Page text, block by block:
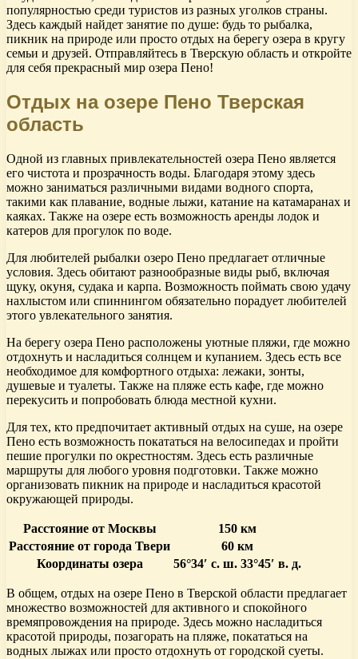
популярностью среди туристов из разных уголков страны.
Здесь каждый найдет занятие по душе: будь то рыбалка,
пикник на природе или просто отдых на берегу озера в кругу
семьи и друзей. Отправляйтесь в Тверскую область и откройте
для себя прекрасный мир озера Пено!
Отдых на озере Пено Тверская
область
Одной из главных привлекательностей озера Пено является
его чистота и прозрачность воды. Благодаря этому здесь
можно заниматься различными видами водного спорта,
такими как плавание, водные лыжи, катание на катамаранах и
каяках. Также на озере есть возможность аренды лодок и
катеров для прогулок по воде.
Для любителей рыбалки озеро Пено предлагает отличные
условия. Здесь обитают разнообразные виды рыб, включая
щуку, окуня, судака и карпа. Возможность поймать свою удачу
нахлыстом или спиннингом обязательно порадует любителей
этого увлекательного занятия.
На берегу озера Пено расположены уютные пляжи, где можно
отдохнуть и насладиться солнцем и купанием. Здесь есть все
необходимое для комфортного отдыха: лежаки, зонты,
душевые и туалеты. Также на пляже есть кафе, где можно
перекусить и попробовать блюда местной кухни.
Для тех, кто предпочитает активный отдых на суше, на озере
Пено есть возможность покататься на велосипедах и пройти
пешие прогулки по окрестностям. Здесь есть различные
маршруты для любого уровня подготовки. Также можно
организовать пикник на природе и насладиться красотой
окружающей природы.
Расстояние от Москвы
150 км
Расстояние от города Твери
60 км
Координаты озера
56°34′ с. ш. 33°45′ в. д.
В общем, отдых на озере Пено в Тверской области предлагает
множество возможностей для активного и спокойного
времяпровождения на природе. Здесь можно насладиться
красотой природы, позагорать на пляже, покататься на
водных лыжах или просто отдохнуть от городской суеты.